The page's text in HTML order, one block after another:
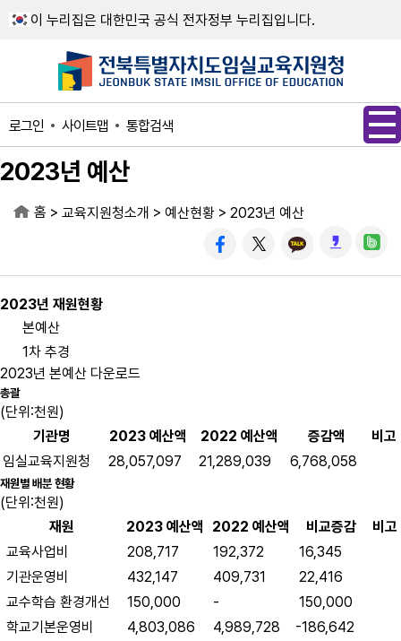
이 누리집은 대한민국 공식 전자정부 누리집입니다.
로그인 사이트맵 통합검색
2023년 예산
홈 > 교육지원청소개 > 예산현황 > 2023년 예산
2023년 재원현황
본예산
1차 추경
2023년 본예산 다운로드
총괄
(단위:천원)
기관명
2023 예산액 2022 예산액 증감액
비고
임실교육지원청
28,057,097 21,289,039 6,768,058
재원별 배분 현황
(단위:천원)
재원
2023 예산액 2022 예산액 비교증감
비고
교육사업비
208,717 192,372
16,345
기관운영비
432,147 409,731
22,416
교수학습 환경개선
150,000 -
150,000
학교기본운영비
4,803,086 4,989,728
-186,642